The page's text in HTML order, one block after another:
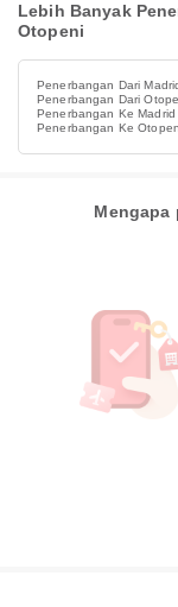
Lebih Banyak
Otopeni
Penerbangan Dari
Penerbangan Dari
Penerbangan Ke Madrid
Penerbangan Ke
Mengapa